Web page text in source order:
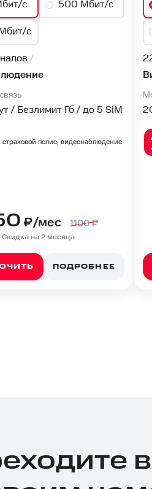
с 500 Мбит/с
с
/ Безлимит Гб / до 5 SIM
страховой полис, видеонаблюдение
₽/мес 1100₽
Скидка на 2 месяца
ПОДРОБНЕЕ